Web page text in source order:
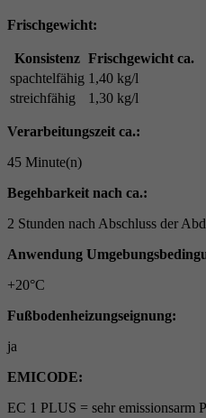
Frischgewicht:
Konsistenz Frischgewicht ca.
spachtelfähig 1,40 kg/l
streichfähig
1,30 kg/l
Verarbeitungszeit ca.:
45 Minute(n)
Begehbarkeit nach ca.:
2 Stunden nach Abschluss der
Anwendung
+20°C
Fußbodenheizungseignung:
ja
EMICODE:
EC 1 PLUS = sehr emissionsarm